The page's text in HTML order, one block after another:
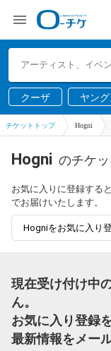
クーザ
ヤン
ー
チケットトップ Hogni
Hogni のチケッ
お気に入りに登録する
でお届けいたします。
Hogniをお気に入り
現在受け付け中
ん。
お気に入り登録
最新情報をメー